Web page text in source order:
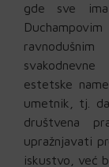
gde sve
estetske
umetnik, tj.
društvena
upražnjavati
iskustvo, već